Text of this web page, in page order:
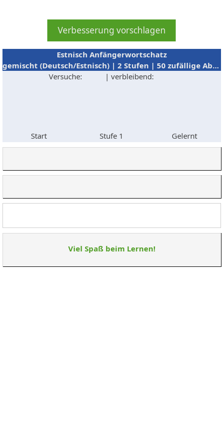
Estnisch Anfängerwortschatz
gemischt (Deutsch/Estnisch) | 2 Stufen | 50 zufällige Abfragen
Versuche:
| verbleibend:
Start Stufe 1 Gelernt
Viel Spaß beim Lernen!